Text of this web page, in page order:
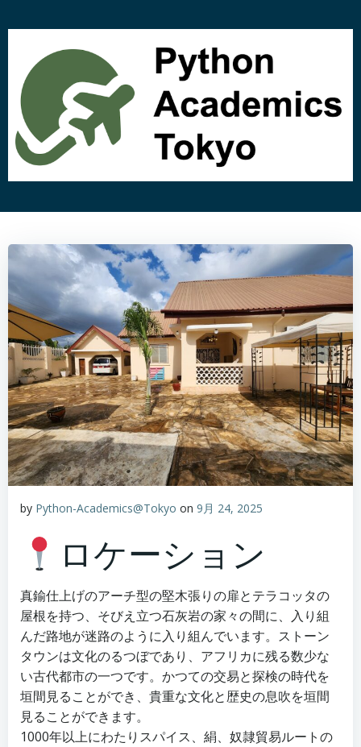
ン
ン
ツ
へ
キ
ッ
プ
by Python-Academics@Tokyo on 9月 24, 2025
ロケーション
真鍮仕上げのアーチ型の堅木張りの扉とテラコッタの
屋根を持つ、そびえ立つ石灰岩の家々の間に、入り組
んだ路地が迷路のように入り組んでいます。ストーン
タウンは文化のるつぼであり、アフリカに残る数少な
い古代都市の一つです。かつての交易と探検の時代を
垣間見ることができ、貴重な文化と歴史の息吹を垣間
見ることができます。
1000年以上にわたりスパイス、絹、奴隷貿易ルートの